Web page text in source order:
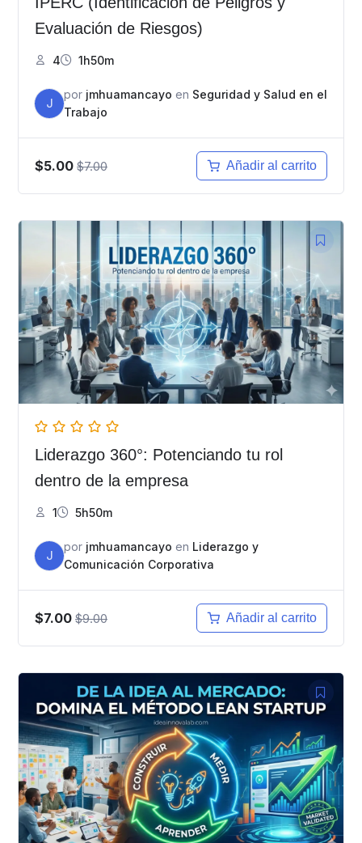
Evaluación de Riesgos)
4 1h50m
J
por jmhuamancayo en Seguridad y Salud en el
Trabajo
$5.00 $7.00 Añadir al carrito
Liderazgo 360°: Potenciando tu rol
dentro de la empresa
1 5h50m
J
por jmhuamancayo en Liderazgo y
Comunicación Corporativa
$7.00 $9.00 Añadir al carrito